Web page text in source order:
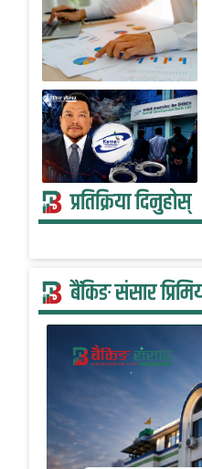
प्रतिक्रिया दिनुहोस्
बैंकिङ संसार